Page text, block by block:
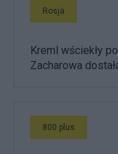
Rosja
Kreml wściekły
Zacharowa
800 plus